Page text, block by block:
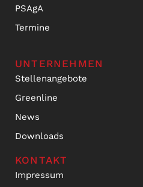
PSAgA
Termine
UNTERNEHMEN
Stellenangebote
Greenline
News
Downloads
KONTAKT
Impressum